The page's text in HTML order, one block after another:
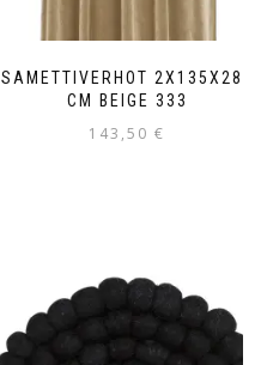
SAMETTIVERHOT 2X135X280
CM BEIGE 333
143,50 €